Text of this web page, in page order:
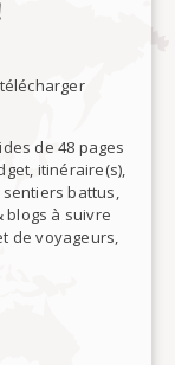
de 48 pages
itinéraire(s),
battus,
blogs à suivre
de voyageurs,